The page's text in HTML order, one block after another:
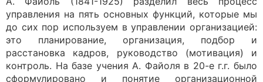
управления на пять основных функций, которые мы
до сих пор используем в управлении организацией:
это планирование, организация, подбор и
расстановка кадров, руководство (мотивация) и
контроль. На базе учения А. Файоля в 20-е г.г. было
сформулировано и понятие организационной